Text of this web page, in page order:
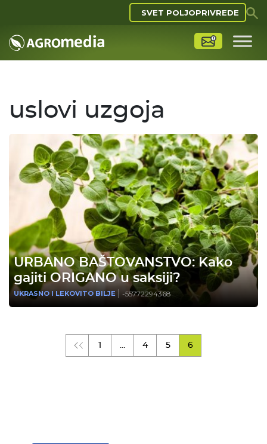
SVET POLJOPRIVREDE
uslovi uzgoja
URBANO BAŠTOVANSTVO: Kako
gajiti ORIGANO u saksiji?
UKRASNO I LEKOVITO BILJE -55772294368
1 4 5 6